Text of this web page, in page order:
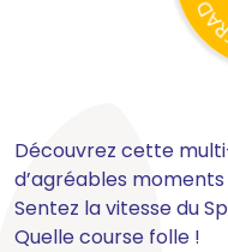
Découvrez cette
d’agréables
Sentez la vitesse du
Quelle course folle !